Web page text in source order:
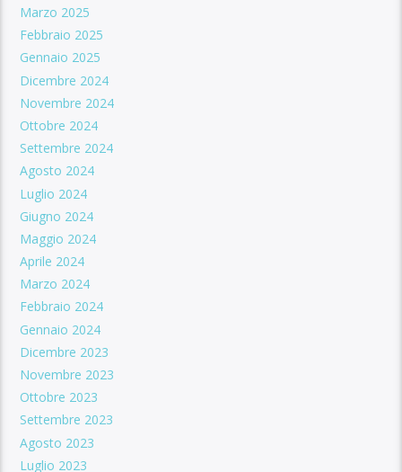
Marzo 2025
Febbraio 2025
Gennaio 2025
Dicembre 2024
Novembre 2024
Ottobre 2024
Settembre 2024
Agosto 2024
Luglio 2024
Giugno 2024
Maggio 2024
Aprile 2024
Marzo 2024
Febbraio 2024
Gennaio 2024
Dicembre 2023
Novembre 2023
Ottobre 2023
Settembre 2023
Agosto 2023
Luglio 2023